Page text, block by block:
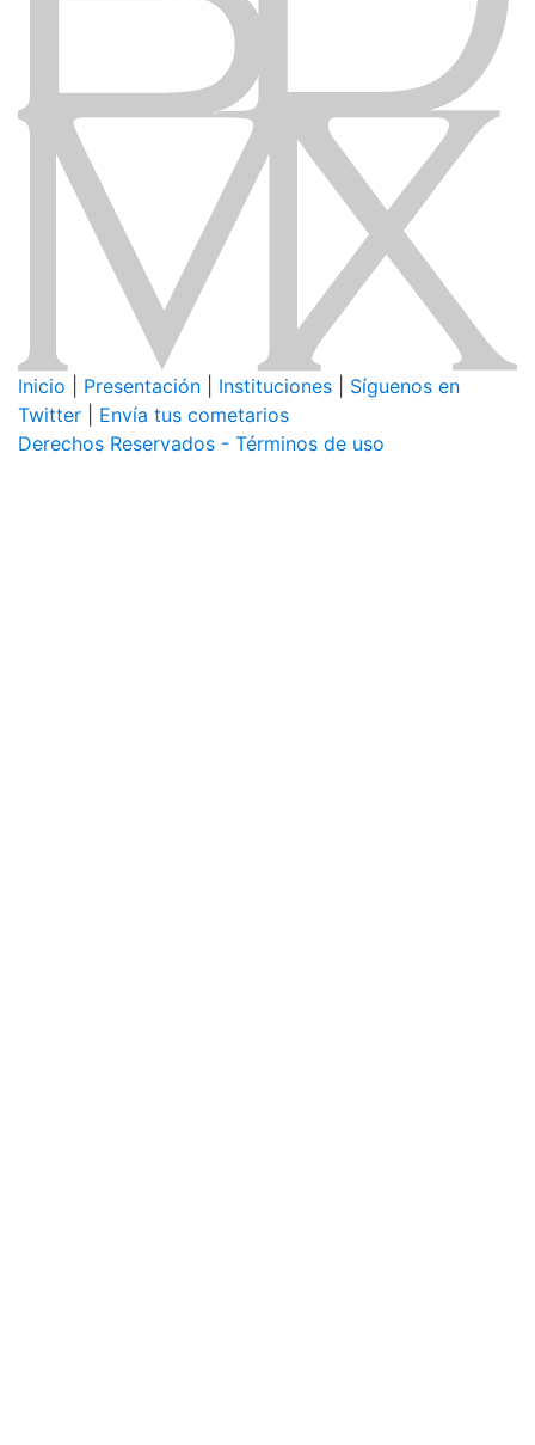
Inicio Presentación Instituciones
Síguenos en
Twitter
Envía tus cometarios
Derechos Reservados - Términos de uso